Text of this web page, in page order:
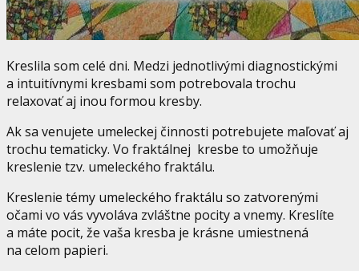
Kreslila som celé dni. Medzi jednotlivými diagnostickými
a intuitívnymi kresbami som potrebovala trochu
relaxovať aj inou formou kresby.
Ak sa venujete umeleckej činnosti potrebujete maľovať aj
trochu tematicky. Vo fraktálnej kresbe to umožňuje
kreslenie tzv. umeleckého fraktálu.
Kreslenie témy umeleckého fraktálu so zatvorenými
očami vo vás vyvoláva zvláštne pocity a vnemy. Kreslíte
a máte pocit, že vaša kresba je krásne umiestnená
na celom papieri.